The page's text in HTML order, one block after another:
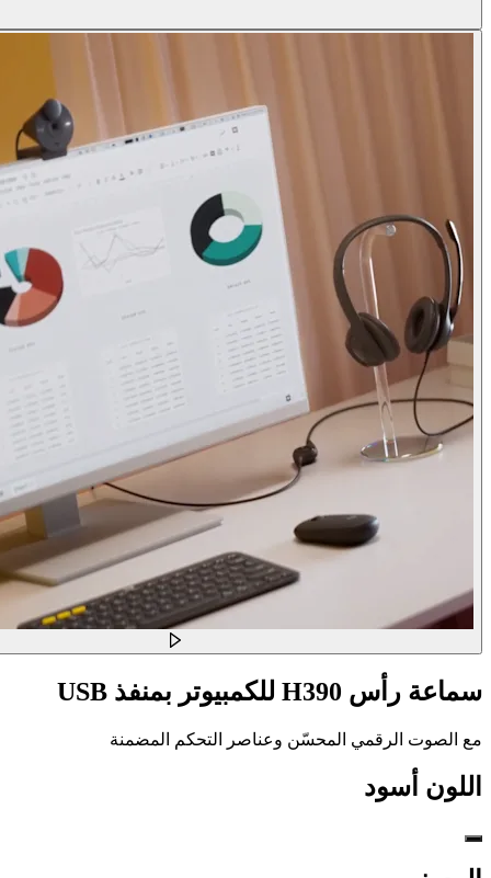
سماعة رأس H390 للكمبيوتر بمنفذ USB
مع الصوت الرقمي المحسّن وعناصر التحكم المضمنة
اللون أسود